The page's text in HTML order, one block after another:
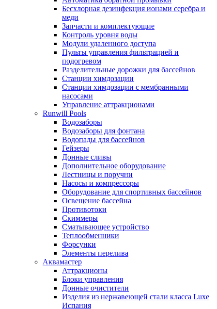
Беcхлорная дезинфекция ионами серебра и
меди
Запчасти и комплектующие
Контроль уровня воды
Модули удаленного доступа
Пульты управления фильтрацией и
подогревом
Разделительные дорожки для бассейнов
Станции химдозации
Станции химдозации с мембранными
насосами
Управление аттракционами
Runwill Pools
Водозаборы
Водозаборы для фонтана
Водопады для бассейнов
Гейзеры
Донные сливы
Дополнительное оборудование
Лестницы и поручни
Насосы и компрессоры
Оборудование для спортивных бассейнов
Освещение бассейна
Противотоки
Скиммеры
Сматывающее устройство
Теплообменники
Форсунки
Элементы перелива
Аквамастер
Аттракционы
Блоки управления
Донные очистители
Изделия из нержавеющей стали класса Luxe
Испания